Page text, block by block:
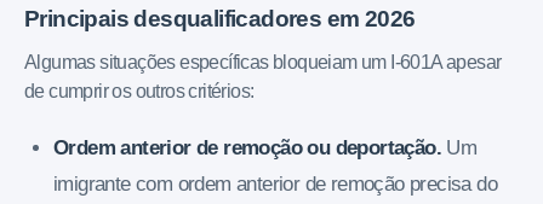
Principais desqualificadores em 2026
Algumas situações específicas bloqueiam um I-601A apesar
de cumprir os outros critérios:
Ordem anterior de remoção ou deportação. Um
imigrante com ordem anterior de remoção precisa do